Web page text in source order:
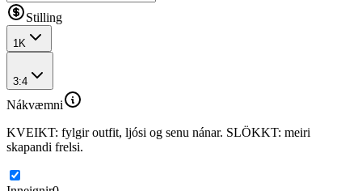
Stilling
1K
3:4
Nákvæmni
KVEIKT: fylgir outfit, ljósi og senu nánar. SLÖKKT: meiri
skapandi frelsi.